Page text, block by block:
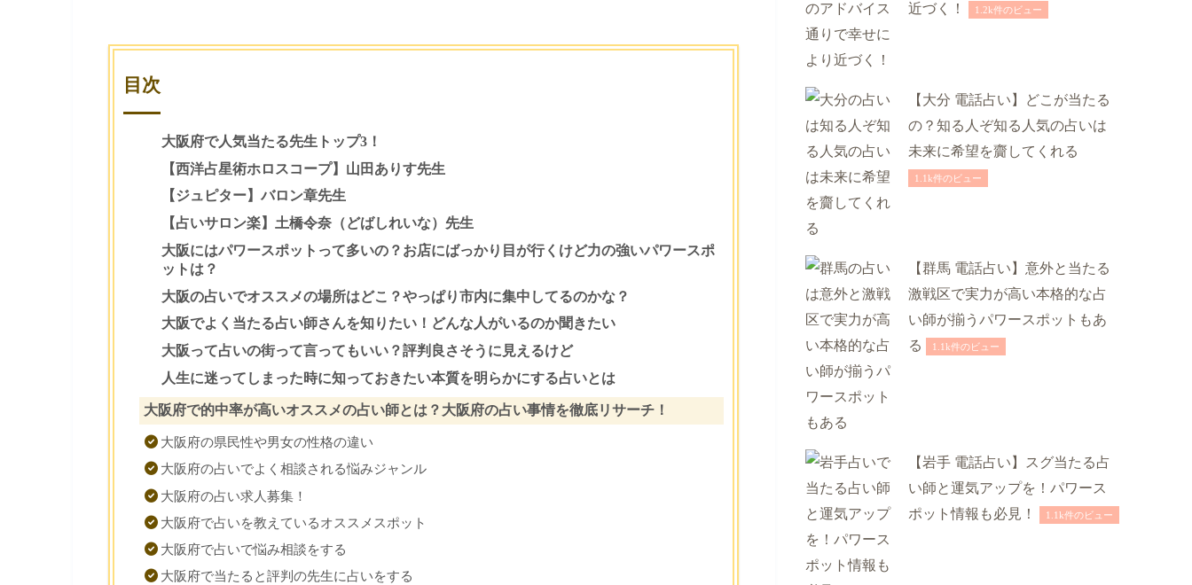
目次
大阪府で人気当たる先生トップ3！
【西洋占星術ホロスコープ】山田ありす先生
【ジュピター】バロン章先生
【占いサロン楽】土橋令奈（どばしれいな）先生
大阪にはパワースポットって多いの？お店にばっかり目が行くけど力の強いパワースポ
ットは？
大阪の占いでオススメの場所はどこ？やっぱり市内に集中してるのかな？
大阪でよく当たる占い師さんを知りたい！どんな人がいるのか聞きたい
大阪って占いの街って言ってもいい？評判良さそうに見えるけど
人生に迷ってしまった時に知っておきたい本質を明らかにする占いとは
大阪府で的中率が高いオススメの占い師とは？大阪府の占い事情を徹底リサーチ！
大阪府の県民性や男女の性格の違い
大阪府の占いでよく相談される悩みジャンル
大阪府の占い求人募集！
大阪府で占いを教えているオススメスポット
大阪府で占いで悩み相談をする
大阪府で当たると評判の先生に占いをする
近づく！
1.2k件のビュー
【大分 電話占い】どこが当たる
の？知る人ぞ知る人気の占いは
未来に希望を齎してくれる
1.1k件のビュー
【群馬 電話占い】意外と当たる
激戦区で実力が高い本格的な占
い師が揃うパワースポットもあ
る
1.1k件のビュー
【岩手 電話占い】スグ当たる占
い師と運気アップを！パワース
ポット情報も必見！
1.1k件のビュー